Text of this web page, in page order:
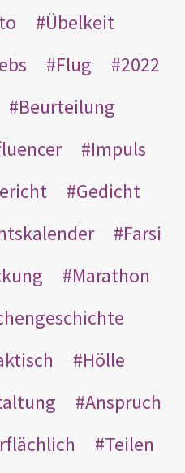
Übelkeit
Flug
2022
Beurteilung
Impuls
Gedicht
Farsi
Marathon
Hölle
Anspruch
Teilen